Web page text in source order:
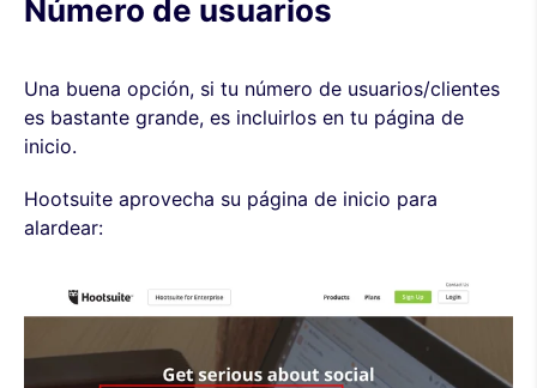
Número de usuarios
Una buena opción, si tu número de usuarios/clientes
es bastante grande, es incluirlos en tu página de
inicio.
Hootsuite aprovecha su página de inicio para
alardear: